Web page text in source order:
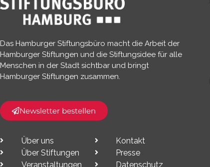
Das Hamburger Stiftungsbüro macht die Arbeit der
Hamburger Stiftungen und die Stiftungsidee für alle
Menschen in der Stadt sichtbar und bringt
Hamburger Stiftungen zusammen.​
Newsletter bestellen
Über uns
Über Stiftungen
Veranstaltungen
Kontakt
Presse
Datenschutz